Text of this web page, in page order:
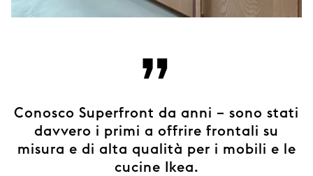
”
Conosco Superfront da anni – sono stati
davvero i primi a offrire frontali su
misura e di alta qualità per i mobili e le
cucine Ikea.